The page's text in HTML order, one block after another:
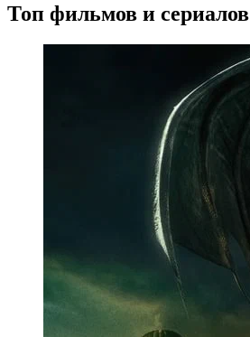
Топ фильмов и сериалов